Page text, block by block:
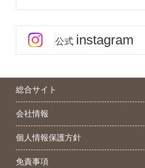
公式 instagram
総合サイト
会社情報
個人情報保護方針
免責事項